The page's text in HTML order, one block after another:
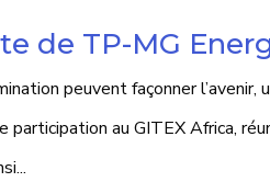
de TP-MG
peuvent façonner
participation au GITEX Africa,